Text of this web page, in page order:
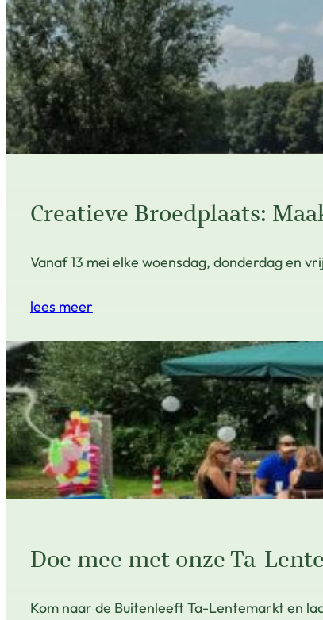
Creatieve Broedplaats:
Vanaf 13 mei elke woensdag, donderdag en
lees meer
Doe mee met onze Ta-
Kom naar de Buitenleeft Ta-Lentemarkt en